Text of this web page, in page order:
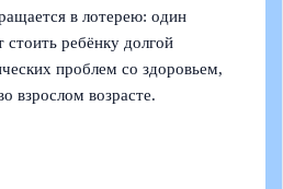
в лотерею: один
ребёнку долгой
проблем со здоровьем,
взрослом возрасте.